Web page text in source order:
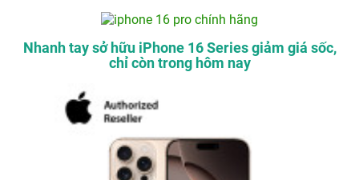
Nhanh tay sở hữu iPhone 16 Series giảm giá sốc,
chỉ còn trong hôm nay